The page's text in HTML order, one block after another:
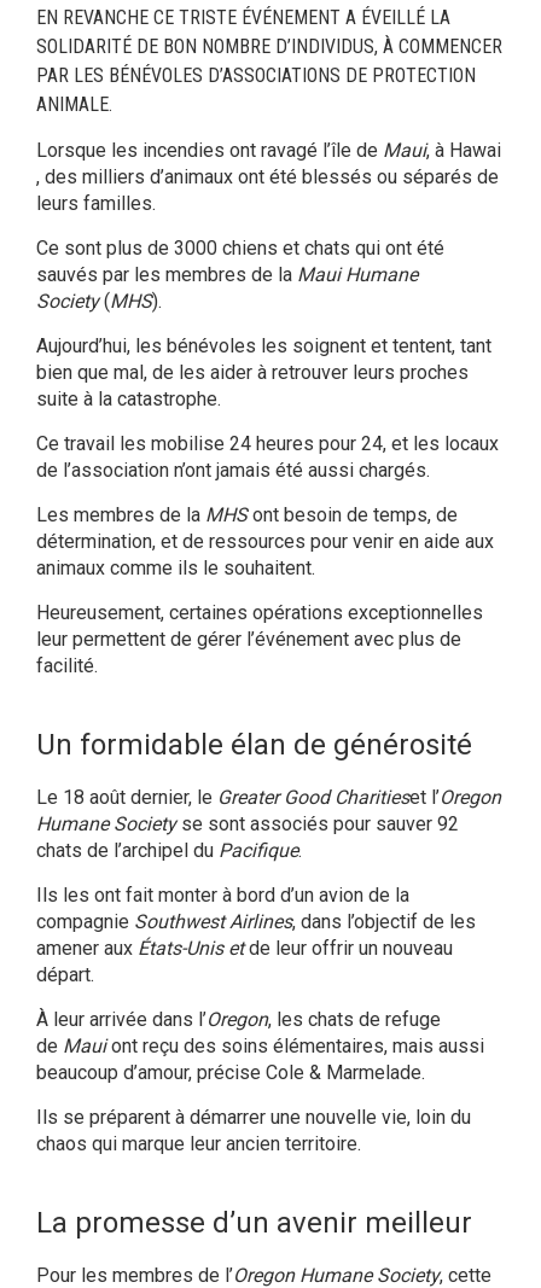
EN REVANCHE CE TRISTE ÉVÉNEMENT A ÉVEILLÉ LA
SOLIDARITÉ DE BON NOMBRE D’INDIVIDUS, À COMMENCER
PAR LES BÉNÉVOLES D’ASSOCIATIONS DE PROTECTION
ANIMALE.
Lorsque les incendies ont ravagé l’île de Maui, à Hawai
, des milliers d’animaux ont été blessés ou séparés de
leurs familles.
Ce sont plus de 3000 chiens et chats qui ont été
sauvés par les membres de la Maui Humane
Society(MHS).
Aujourd’hui, les bénévoles les soignent et tentent, tant
bien que mal, de les aider à retrouver leurs proches
suite à la catastrophe.
Ce travail les mobilise 24 heures pour 24, et les locaux
de l’association n’ont jamais été aussi chargés.
Les membres de la MHSont besoin de temps, de
détermination, et de ressources pour venir en aide aux
animaux comme ils le souhaitent.
Heureusement, certaines opérations exceptionnelles
leur permettent de gérer l’événement avec plus de
facilité.
Un formidable élan de générosité
Le 18 août dernier, le Greater Good Charitieset l’Oregon
Humane Societyse sont associés pour sauver 92
chats de l’archipel du Pacifique.
Ils les ont fait monter à bord d’un avion de la
compagnie Southwest Airlines, dans l’objectif de les
amener aux États-Unis etde leur offrir un nouveau
départ.
À leur arrivée dans l’Oregon, les chats de refuge
de Mauiont reçu des soins élémentaires, mais aussi
beaucoup d’amour, précise Cole & Marmelade.
Ils se préparent à démarrer une nouvelle vie, loin du
chaos qui marque leur ancien territoire.
La promesse d’un avenir meilleur
Pour les membres de l’Oregon Humane Society, cette